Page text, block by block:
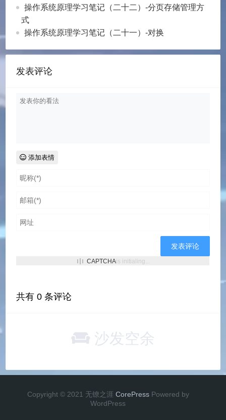
操作系统原理学习笔记（二十二）-分页存储管理方
式
操作系统原理学习笔记（二十一）-对换
发表评论
添加表情
CAPTCHAis initialing...
共有0 条评论
沙发空余
Copyright © 2021 无镣之涯 CorePress Powered by
WordPress